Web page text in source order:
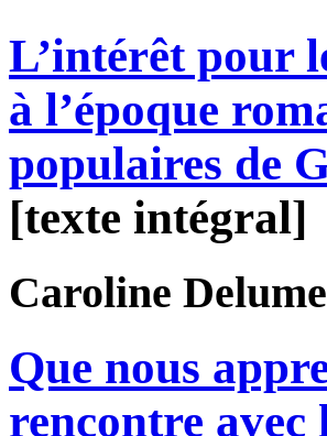
L’intérêt pour
à l’époque
populaires de
[texte intégral]
Caroline Delume
Que nous
rencontre